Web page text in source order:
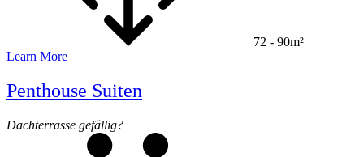
72 - 90m²
Learn More
Penthouse Suiten
Dachterrasse gefällig?